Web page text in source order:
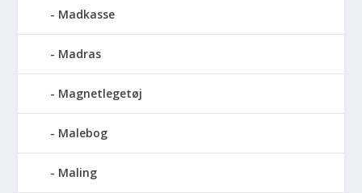
Madkasse
Madras
Magnetlegetøj
Malebog
Maling